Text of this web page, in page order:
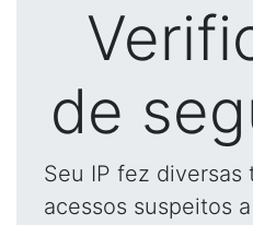
de
Seu IP fez diversas
acessos suspeitos